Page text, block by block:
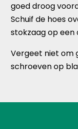
goed droog
Schuif de hoes
stokzaag op een
Vergeet niet om
schroeven op